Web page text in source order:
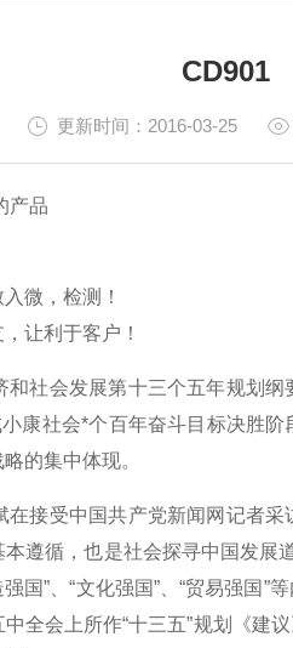
CD901
更新时间：2016-03-25
产品
微，检测！
让利于客户！
会发展第十三个五年规划纲
小康社会*个百年奋斗目标决胜
的集中体现。
受中国共产党新闻网记者采
遵循，也是社会探寻中国发展
强国”、“文化强国”、“贸易强
全会上所作“十三五”规划《建